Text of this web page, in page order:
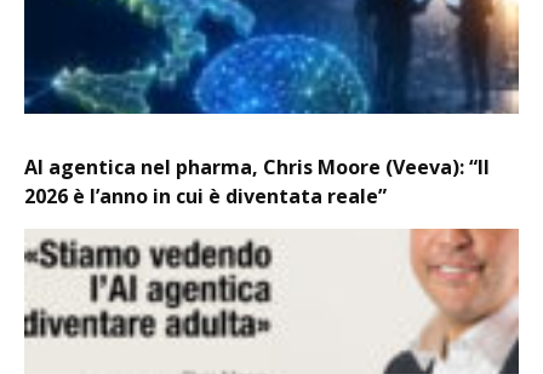
AI agentica nel pharma, Chris Moore (Veeva): “Il
2026 è l’anno in cui è diventata reale”